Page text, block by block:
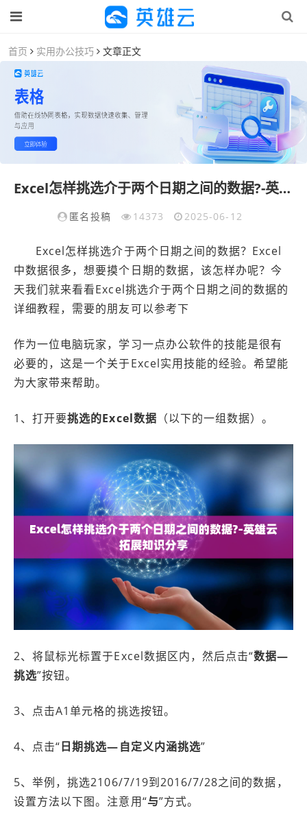
首页 实用办公技巧 文章正文
Excel怎样挑选介于两个日期之间的数据?-英雄云拓展知识分享
匿名投稿 14373 2025-06-12
Excel怎样挑选介于两个日期之间的数据？Excel
中数据很多，想要摸个日期的数据，该怎样办呢？今
天我们就来看看Excel挑选介于两个日期之间的数据的
详细教程，需要的朋友可以参考下
作为一位电脑玩家，学习一点办公软件的技能是很有
必要的，这是一个关于Excel实用技能的经验。希望能
为大家带来帮助。
1、打开要挑选的Excel数据 （以下的一组数据）。
2、将鼠标光标置于Excel数据区内，然后点击“数据—
挑选”按钮。
3、点击A1单元格的挑选按钮。
4、点击“日期挑选—自定义内涵挑选”
5、举例，挑选2106/7/19到2016/7/28之间的数据，
设置方法以下图。注意用“与”方式。